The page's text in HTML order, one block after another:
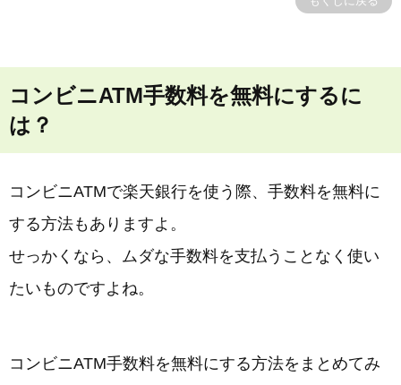
コンビニATM手数料を無料にするに
は？
コンビニATMで楽天銀行を使う際、手数料を無料に
する方法もありますよ。
せっかくなら、ムダな手数料を支払うことなく使い
たいものですよね。
コンビニATM手数料を無料にする方法をまとめてみ